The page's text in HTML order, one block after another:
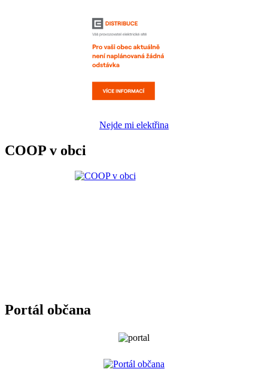
Nejde mi elektřina
COOP v obci
Portál občana